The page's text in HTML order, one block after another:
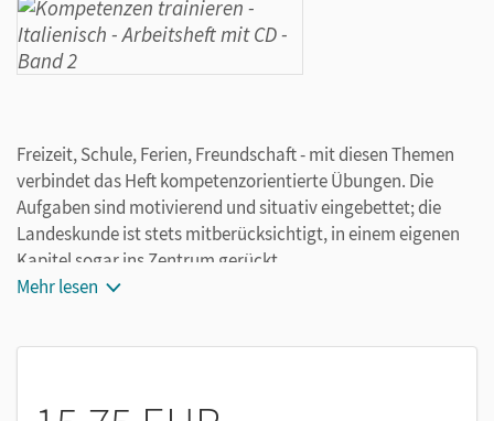
Freizeit, Schule, Ferien, Freundschaft - mit diesen Themen
verbindet das Heft kompetenzorientierte Übungen. Die
Aufgaben sind motivierend und situativ eingebettet; die
Landeskunde ist stets mitberücksichtigt, in einem eigenen
Kapitel sogar ins Zentrum gerückt.
Entspricht etwa Niveau B1
Mehr lesen